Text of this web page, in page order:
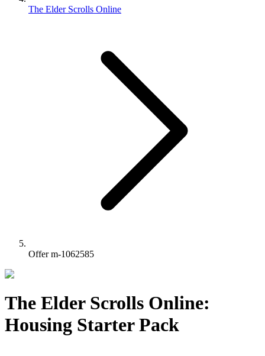
The Elder Scrolls Online
Offer m-1062585
The Elder Scrolls Online:
Housing Starter Pack